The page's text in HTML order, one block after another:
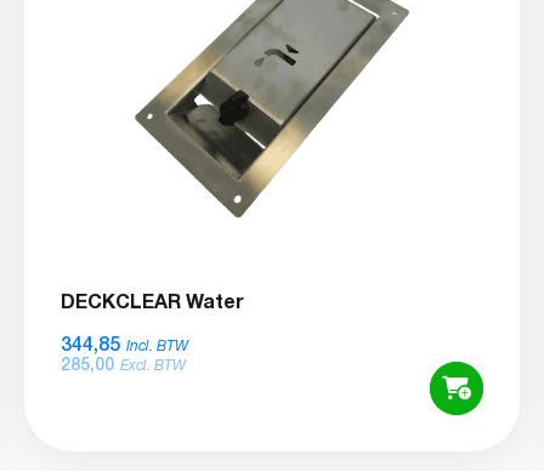
DECKCLEAR Water
344,85 Incl. BTW
285,00 Excl. BTW